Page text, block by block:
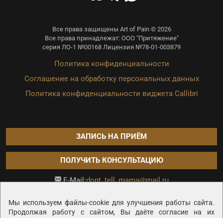
Мы используем файлы-cookie для улучшения работы сайта.
Продолжая работу с сайтом, Вы даёте согласие на их
Все права защищены Art of Pain © 2026
Все права принадлежат: ООО "Притяжение"
серия ЛО-1 №00168 Лицензия №78-01-003879
Политика конфиденциальности
Соглашение на обработку персональных данных
Политика конфиденциальности виджета Callibri
ЗАПИСЬ НА ПРИЁМ
ПОЛУЧИТЬ КОНСУЛЬТАЦИЮ
E-Mail:dont_tell_mama@mail.ru